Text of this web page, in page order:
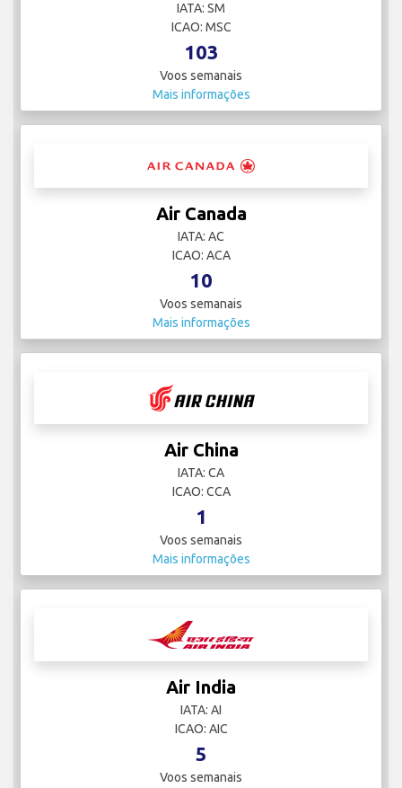
IATA: SM
ICAO: MSC
103
Voos semanais
Mais informações
Air Canada
IATA: AC
ICAO: ACA
10
Voos semanais
Mais informações
Air China
IATA: CA
ICAO: CCA
1
Voos semanais
Mais informações
Air India
IATA: AI
ICAO: AIC
5
Voos semanais